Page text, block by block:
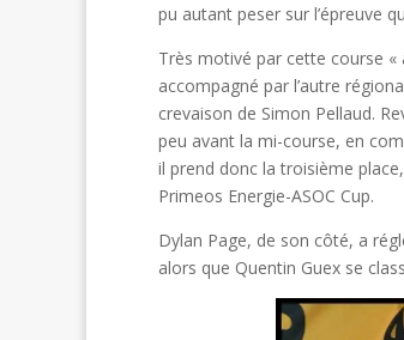
pu autant peser sur l’épreuve
Très motivé par cette course «
accompagné par l’autre
crevaison de Simon Pellaud.
peu avant la mi-course, en
il prend donc la troisième
Primeos Energie-ASOC Cup.
Dylan Page, de son côté, a
alors que Quentin Guex se